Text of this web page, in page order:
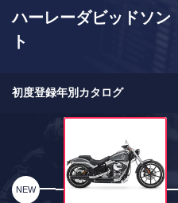
ハーレーダビッドソ
ト
初度登録年別カタログ
NEW